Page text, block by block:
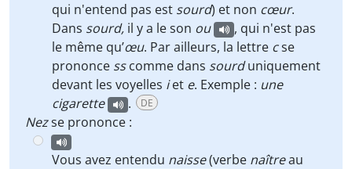
qui n'entend pas est sourd) et non cœur.
Dans sourd, il y a le son ou
, qui n'est pas
le même qu’œu. Par ailleurs, la lettre cse
prononce sscomme dans sourduniquement
devant les voyelles iet e. Exemple : une
cigarette
. DE
Nezse prononce :
Vous avez entendu naisse(verbe naîtreau